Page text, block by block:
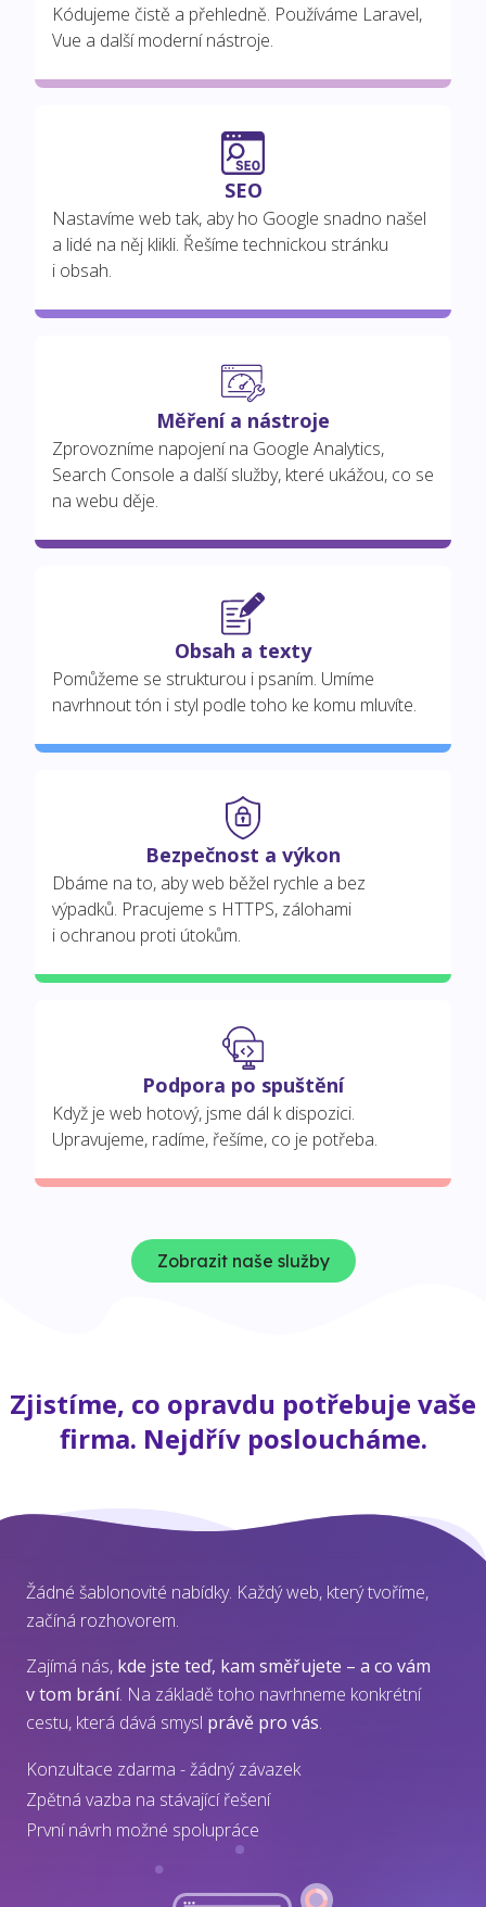
Kódujeme čistě a přehledně. Používáme Laravel,
Vue a další moderní nástroje.
SEO
Nastavíme web tak, aby ho Google snadno našel
a lidé na něj klikli. Řešíme technickou stránku
i obsah.
Měření a nástroje
Zprovozníme napojení na Google Analytics,
Search Console a další služby, které ukážou, co se
na webu děje.
Obsah a texty
Pomůžeme se strukturou i psaním. Umíme
navrhnout tón i styl podle toho ke komu mluvíte.
Bezpečnost a výkon
Dbáme na to, aby web běžel rychle a bez
výpadků. Pracujeme s HTTPS, zálohami
i ochranou proti útokům.
Podpora po spuštění
Když je web hotový, jsme dál k dispozici.
Upravujeme, radíme, řešíme, co je potřeba.
Zobrazit naše služby
Zjistíme, co opravdu potřebuje vaše
firma. Nejdřív posloucháme.
Žádné šablonovité nabídky. Každý web, který tvoříme,
začíná rozhovorem.
Zajímá nás, kde jste teď, kam směřujete – a co vám
v tom brání. Na základě toho navrhneme konkrétní
cestu, která dává smysl právě pro vás.
Konzultace zdarma - žádný závazek
Zpětná vazba na stávající řešení
První návrh možné spolupráce